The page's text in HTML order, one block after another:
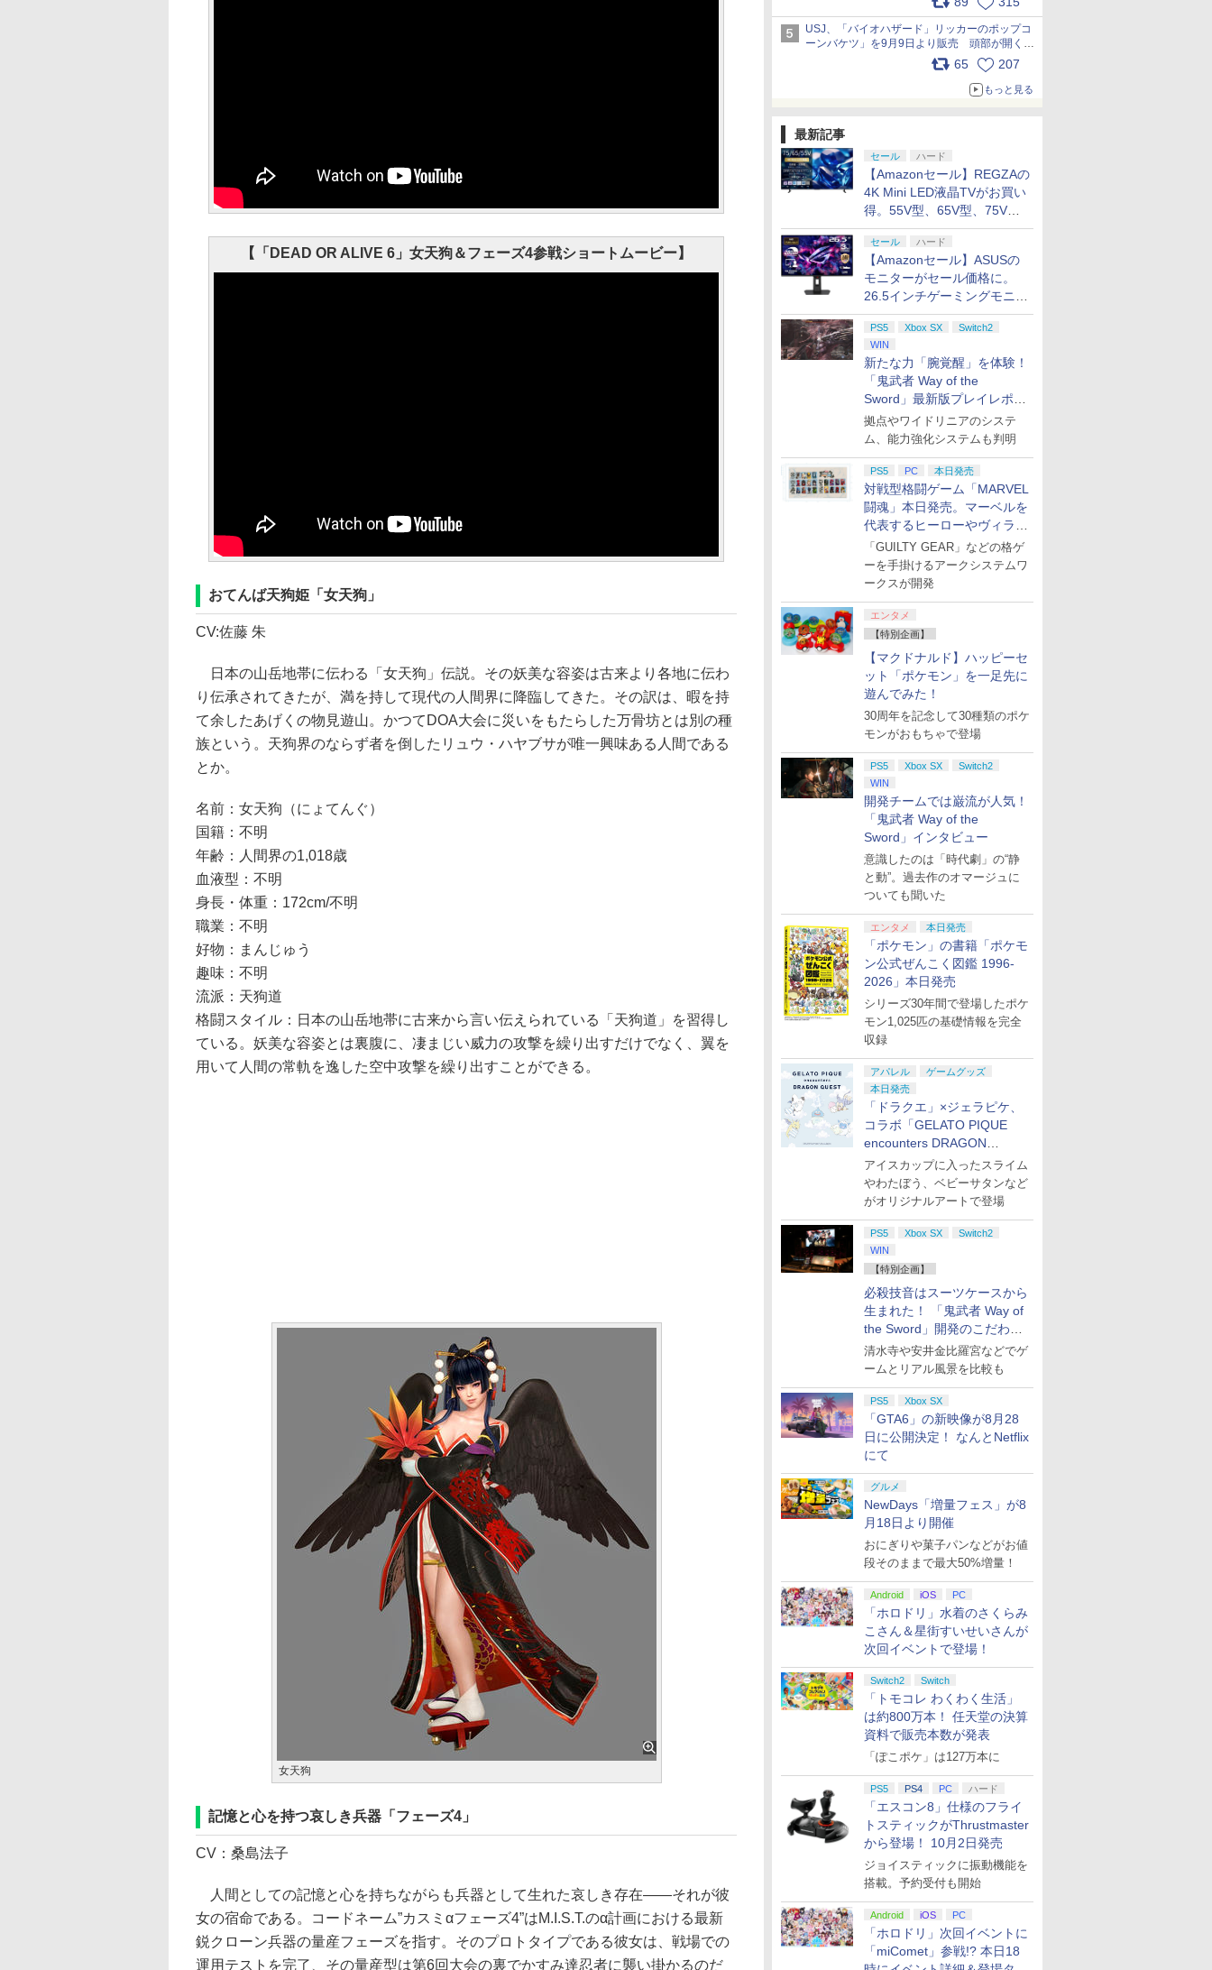
USJ、「バイオハザード」リッカーのポップコ
ーンバケツ」を9月9日より販売 頭部が開く仕
組み。味は恐怖を堪のう「味噌フレーバー」
65 207
もっと見る
最新記事
セール ハード
【Amazonセール】REGZAの
4K Mini LED液晶TVがお買い
得。55V型、65V型、75V型
の2026年モデルがラインナ
ップ
セール ハード
【Amazonセール】ASUSの
モニターがセール価格に。
26.5インチゲーミングモニタ
ー「ROG Strix OLED
XG27ACDMS」限定モデルも
お買い得
PS5 Xbox SX
Switch2
WIN
新たな力「腕覚醒」を体験！
「鬼武者 Way of the
Sword」最新版プレイレポー
ト
拠点やワイドリニアのシステ
ム、能力強化システムも判明
PS5 PC 本日発売
対戦型格闘ゲーム「MARVEL
闘魂」本日発売。マーベルを
代表するヒーローやヴィラン
たちが登場
「GUILTY GEAR」などの格ゲ
ーを手掛けるアークシステムワ
ークスが開発
エンタメ
【特別企画】
【マクドナルド】ハッピーセ
ット「ポケモン」を一足先に
遊んでみた！
30周年を記念して30種類のポケ
モンがおもちゃで登場
PS5 Xbox SX
Switch2
WIN
開発チームでは巌流が人気！
「鬼武者 Way of the
Sword」インタビュー
意識したのは「時代劇」の“静
と動”。過去作のオマージュに
ついても聞いた
エンタメ 本日発売
「ポケモン」の書籍「ポケモ
ン公式ぜんこく図鑑 1996-
2026」本日発売
シリーズ30年間で登場したポケ
モン1,025匹の基礎情報を完全
収録
アパレル
ゲームグッズ
本日発売
「ドラクエ」×ジェラピケ、
コラボ「GELATO PIQUE
encounters DRAGON
QUEST」第2弾が本日発売
アイスカップに入ったスライム
やわたぼう、ベビーサタンなど
がオリジナルアートで登場
PS5 Xbox SX
Switch2
WIN
【特別企画】
必殺技音はスーツケースから
生まれた！ 「鬼武者 Way of
the Sword」開発のこだわり
を目撃！
清水寺や安井金比羅宮などでゲ
ームとリアル風景を比較も
PS5 Xbox SX
「GTA6」の新映像が8月28
日に公開決定！ なんとNetflix
にて
グルメ
NewDays「増量フェス」が8
月18日より開催
おにぎりや菓子パンなどがお値
段そのままで最大50%増量！
Android iOS PC
「ホロドリ」水着のさくらみ
こさん＆星街すいせいさんが
次回イベントで登場！
Switch2 Switch
「トモコレ わくわく生活」
は約800万本！ 任天堂の決算
資料で販売本数が発表
「ぽこポケ」は127万本に
PS5 PS4 PC ハード
「エスコン8」仕様のフライ
トスティックがThrustmaster
から登場！ 10月2日発売
ジョイスティックに振動機能を
搭載。予約受付も開始
Android iOS PC
「ホロドリ」次回イベントに
「miComet」参戦!? 本日18
【「DEAD OR ALIVE 6」女天狗＆フェーズ4参戦ショートムービー】
おてんば天狗姫「女天狗」
CV:佐藤 朱
日本の山岳地帯に伝わる「女天狗」伝説。その妖美な容姿は古来より各地に伝わ
り伝承されてきたが、満を持して現代の人間界に降臨してきた。その訳は、暇を持
て余したあげくの物見遊山。かつてDOA大会に災いをもたらした万骨坊とは別の種
族という。天狗界のならず者を倒したリュウ・ハヤブサが唯一興味ある人間である
とか。
名前：女天狗（にょてんぐ）
国籍：不明
年齢：人間界の1,018歳
血液型：不明
身長・体重：172cm/不明
職業：不明
好物：まんじゅう
趣味：不明
流派：天狗道
格闘スタイル：日本の山岳地帯に古来から言い伝えられている「天狗道」を習得し
ている。妖美な容姿とは裏腹に、凄まじい威力の攻撃を繰り出すだけでなく、翼を
用いて人間の常軌を逸した空中攻撃を繰り出すことができる。
女天狗
記憶と心を持つ哀しき兵器「フェーズ4」
CV：桑島法子
人間としての記憶と心を持ちながらも兵器として生れた哀しき存在――それが彼
女の宿命である。コードネーム”カスミαフェーズ4”はM.I.S.T.のα計画における最新
鋭クローン兵器の量産フェーズを指す。そのプロトタイプである彼女は、戦場での
運用テストを完了、その量産型は第6回大会の裏でかすみ達忍者に襲い掛かるのだ